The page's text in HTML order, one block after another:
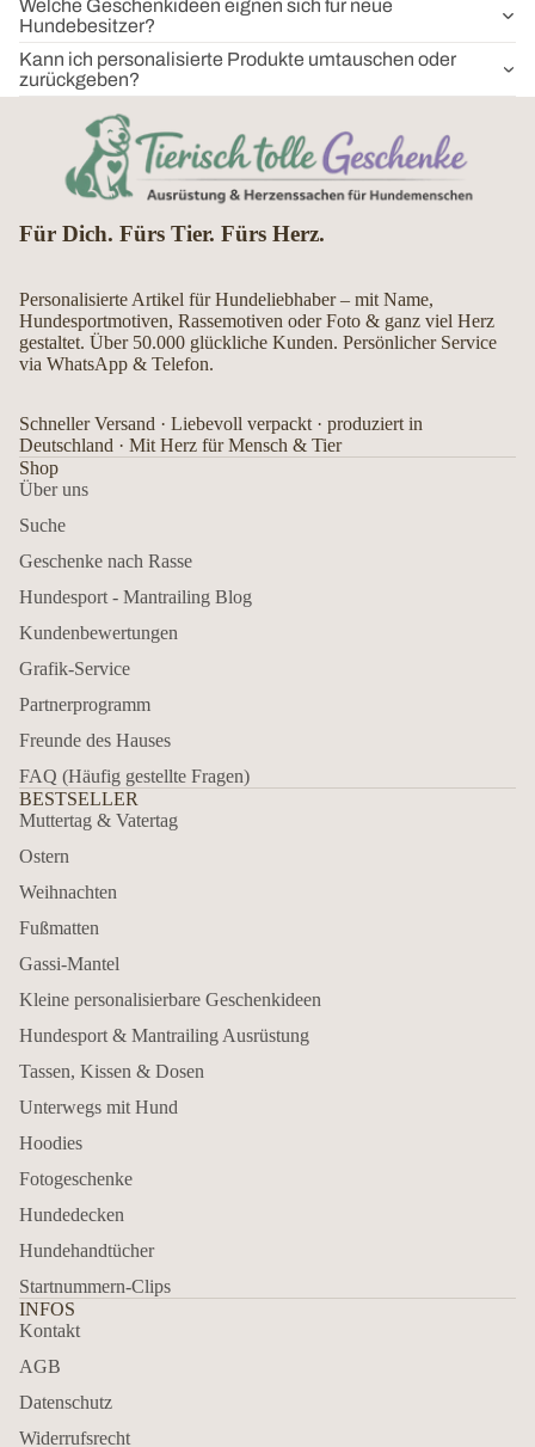
Welche Geschenkideen eignen sich für neue
Hundebesitzer?
Kann ich personalisierte Produkte umtauschen oder
zurückgeben?
Für Dich. Fürs Tier. Fürs Herz.
Personalisierte Artikel für Hundeliebhaber – mit Name,
Hundesportmotiven, Rassemotiven oder Foto & ganz viel Herz
gestaltet. Über 50.000 glückliche Kunden. Persönlicher Service
via WhatsApp & Telefon.
Schneller Versand · Liebevoll verpackt · produziert in
Deutschland · Mit Herz für Mensch & Tier
Shop
Über uns
Suche
Geschenke nach Rasse
Hundesport - Mantrailing Blog
Kundenbewertungen
Grafik-Service
Partnerprogramm
Freunde des Hauses
FAQ (Häufig gestellte Fragen)
BESTSELLER
Muttertag & Vatertag
Ostern
Weihnachten
Fußmatten
Gassi-Mantel
Kleine personalisierbare Geschenkideen
Hundesport & Mantrailing Ausrüstung
Tassen, Kissen & Dosen
Unterwegs mit Hund
Hoodies
Fotogeschenke
Hundedecken
Hundehandtücher
Startnummern-Clips
INFOS
Kontakt
AGB
Datenschutz
Widerrufsrecht